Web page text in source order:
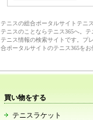
テニスの総合ポータルサイトテニ
テニスのことならテニス365へ。
テニス情報の検索サイトです。プ
合ポータルサイトのテニス365を
買い物をする
テニスラケット